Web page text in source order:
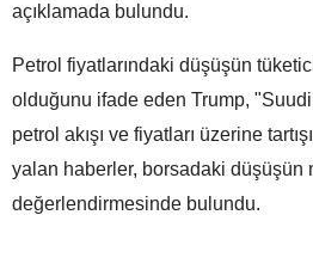
açıklamada bulundu.
Petrol fiyatlarındaki düşüşün
olduğunu ifade eden Trump,
petrol akışı ve fiyatları üzerine
yalan haberler, borsadaki düşüşün
değerlendirmesinde bulundu.